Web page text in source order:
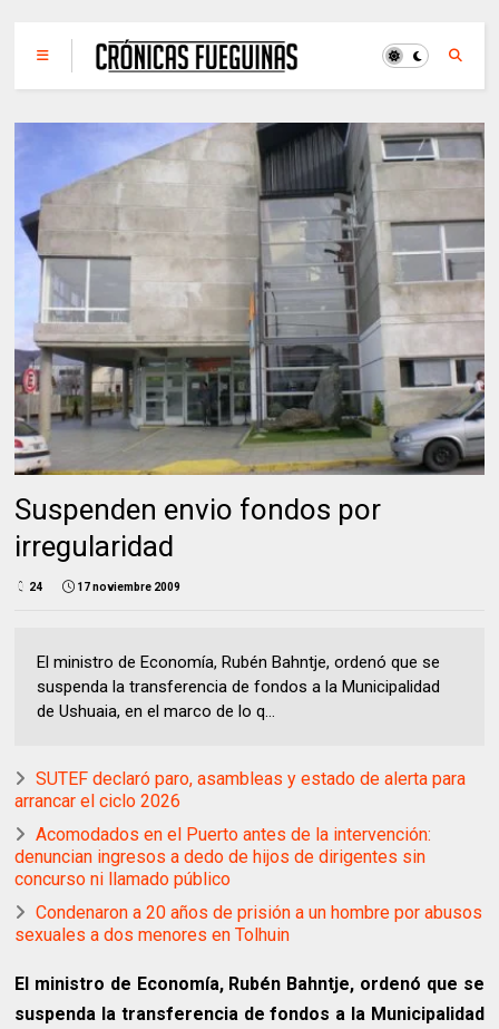
Suspenden envio fondos por
irregularidad
24 17 noviembre 2009
El ministro de Economía, Rubén Bahntje, ordenó que se
suspenda la transferencia de fondos a la Municipalidad
de Ushuaia, en el marco de lo q...
SUTEF declaró paro, asambleas y estado de alerta para
arrancar el ciclo 2026
Acomodados en el Puerto antes de la intervención:
denuncian ingresos a dedo de hijos de dirigentes sin
concurso ni llamado público
Condenaron a 20 años de prisión a un hombre por abusos
sexuales a dos menores en Tolhuin
El ministro de Economía, Rubén Bahntje, ordenó que se
suspenda la transferencia de fondos a la Municipalidad